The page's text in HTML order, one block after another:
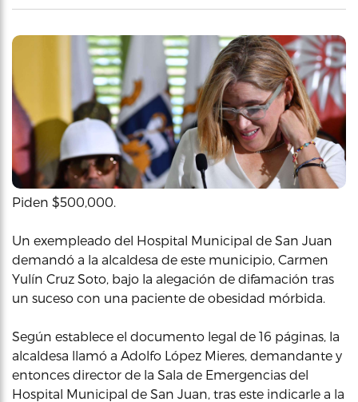
Piden $500,000.
Un exempleado del Hospital Municipal de San Juan
demandó a la alcaldesa de este municipio, Carmen
Yulín Cruz Soto, bajo la alegación de difamación tras
un suceso con una paciente de obesidad mórbida.
Según establece el documento legal de 16 páginas, la
alcaldesa llamó a Adolfo López Mieres, demandante y
entonces director de la Sala de Emergencias del
Hospital Municipal de San Juan, tras este indicarle a la